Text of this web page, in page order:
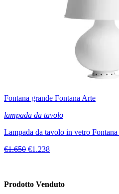
Fontana grande Fontana Arte
lampada da tavolo
Lampada da tavolo in vetro
€1.650 €1.238
Prodotto Venduto